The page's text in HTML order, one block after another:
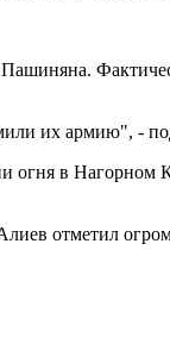
Пашиняна.
их армию", -
огня в Нагорном
отметил